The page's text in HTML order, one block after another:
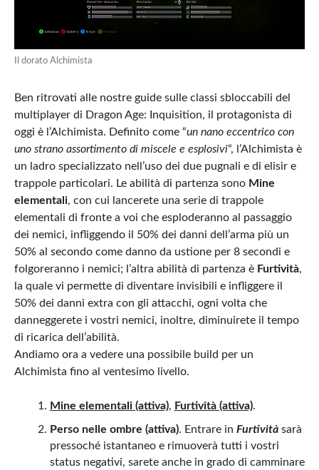
Il dorato Alchimista
Ben ritrovati alle nostre guide sulle classi sbloccabili del
multiplayer di Dragon Age: Inquisition, il protagonista di
oggi è l’Alchimista. Definito come “un nano eccentrico con
uno strano assortimento di miscele e esplosivi“, l’Alchimista è
un ladro specializzato nell’uso dei due pugnali e di elisir e
trappole particolari. Le abilità di partenza sono Mine
elementali, con cui lancerete una serie di trappole
elementali di fronte a voi che esploderanno al passaggio
dei nemici, infliggendo il 50% dei danni dell’arma più un
50% al secondo come danno da ustione per 8 secondi e
folgoreranno i nemici; l’altra abilità di partenza è Furtività,
la quale vi permette di diventare invisibili e infliggere il
50% dei danni extra con gli attacchi, ogni volta che
danneggerete i vostri nemici, inoltre, diminuirete il tempo
di ricarica dell’abilità.
Andiamo ora a vedere una possibile build per un
Alchimista fino al ventesimo livello.
Mine elementali (attiva), Furtività (attiva).
Perso nelle ombre (attiva). Entrare in Furtività sarà
pressoché istantaneo e rimuoverà tutti i vostri
status negativi, sarete anche in grado di camminare